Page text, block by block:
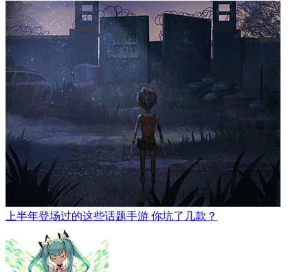
上半年登场过的这些话题手游 你坑了几款？